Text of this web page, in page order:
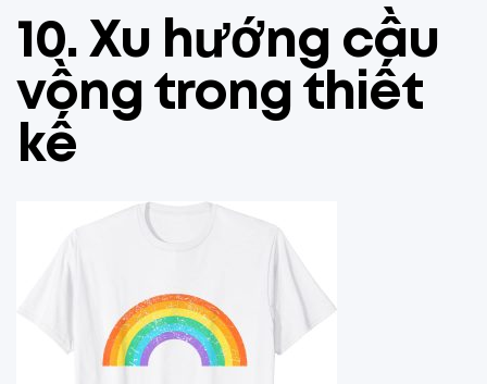
10. Xu hướng cầu
vồng trong thiết
kế